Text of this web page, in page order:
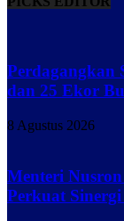
Perdagangkan
dan 25 Ekor
8 Agustus 2026
Menteri
Perkuat